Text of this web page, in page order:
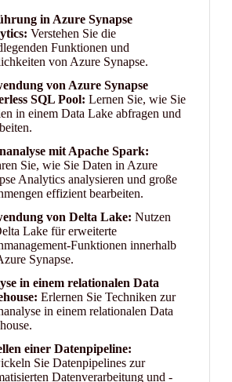
in Azure Synapse
Verstehen Sie die
Funktionen und
von Azure Synapse.
von Azure Synapse
SQL Pool: Lernen Sie, wie Sie
in einem Data Lake abfragen und
mit Apache Spark:
Sie, wie Sie Daten in Azure
Analytics analysieren und große
effizient bearbeiten.
von Delta Lake: Nutzen
Lake für erweiterte
Funktionen innerhalb
Synapse.
in einem relationalen Data
Erlernen Sie Techniken zur
in einem relationalen Data
einer Datenpipeline:
Sie Datenpipelines zur
Datenverarbeitung und -